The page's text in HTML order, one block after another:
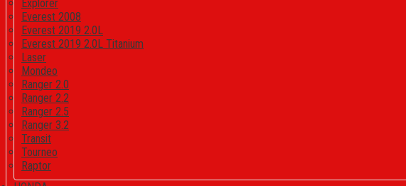
Explorer
Everest 2008
Everest 2019 2.0L
Everest 2019 2.0L Titanium
Laser
Mondeo
Ranger 2.0
Ranger 2.2
Ranger 2.5
Ranger 3.2
Transit
Tourneo
Raptor